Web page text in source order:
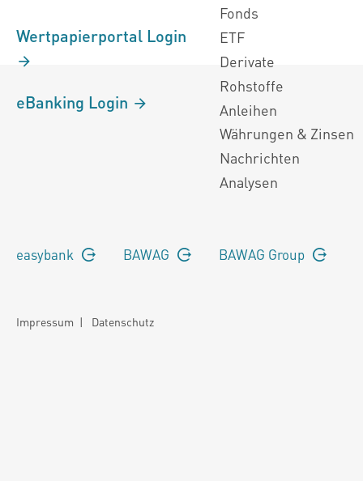
Wertpapierportal Login
eBanking Login
Fonds
ETF
Derivate
Rohstoffe
Anleihen
Währungen & Zinsen
Nachrichten
Analysen
easybank BAWAG BAWAG Group
Impressum | Datenschutz